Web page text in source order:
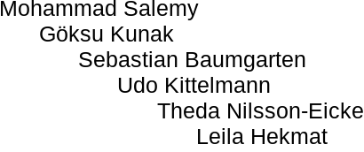
Mohammad Salemy
Göksu Kunak
Sebastian Baumgarten
Udo Kittelmann
Theda Nilsson-Eicke
Leila Hekmat